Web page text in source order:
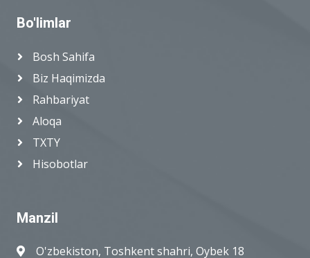
Bo'limlar
Bosh Sahifa
Biz Haqimizda
Rahbariyat
Aloqa
TXTY
Hisobotlar
Manzil
O'zbekiston, Toshkent shahri, Oybek 18